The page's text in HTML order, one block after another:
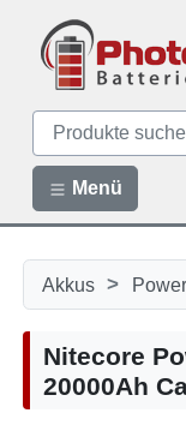
Menü
Akkus >
Nitecore
20000Ah